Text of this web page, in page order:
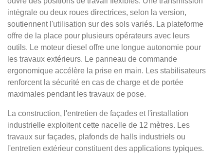
intégrale ou deux roues directrices, selon la version,
soutiennent l'utilisation sur des sols variés. La plateforme
offre de la place pour plusieurs opérateurs avec leurs
outils. Le moteur diesel offre une longue autonomie pour
les travaux extérieurs. Le panneau de commande
ergonomique accélère la prise en main. Les stabilisateurs
renforcent la sécurité en cas de charge et de portée
maximales pendant les travaux de pose.
La construction, l'entretien de façades et l'installation
industrielle exploitent cette nacelle de 12 mètres. Les
travaux sur façades, plafonds de halls industriels ou
l'entretien extérieur constituent des applications typiques.